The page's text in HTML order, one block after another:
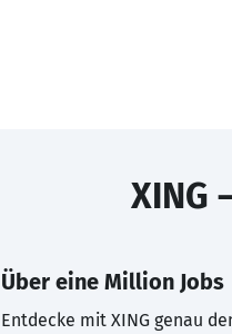
XING
Über eine Million Jobs
Entdecke mit XING genau